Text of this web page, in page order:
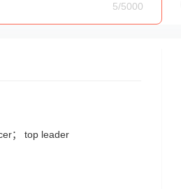
5/5000
； top leader